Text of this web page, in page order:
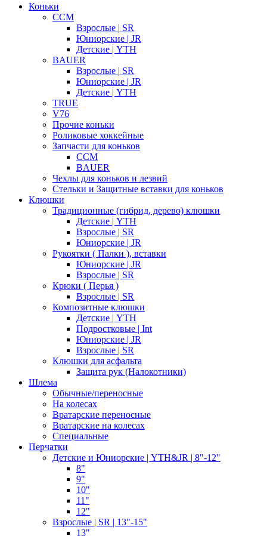
Коньки
CCM
Взрослые | SR
Юниорские | JR
Детские | YTH
BAUER
Взрослые | SR
Юниорские | JR
Детские | YTH
TRUE
V76
Прочие коньки
Роликовые хоккейные
Запчасти для коньков
CCM
BAUER
Чехлы для коньков и лезвий
Стельки и Защитные вставки для коньков
Клюшки
Традиционные (гибрид, дерево) клюшки
Детские | YTH
Взрослые | SR
Юниорские | JR
Рукоятки ( Палки ), вставки
Юниорские | JR
Взрослые | SR
Крюки ( Перья )
Взрослые | SR
Композитные клюшки
Детские | YTH
Подростковые | Int
Юниорские | JR
Взрослые | SR
Клюшки для асфальта
Защита рук (Налокотники)
Шлема
Обычные/переносные
На колесах
Вратарские переносные
Вратарские на колесах
Специальные
Перчатки
Детские и Юниорские | YTH&JR | 8"-12"
8"
9"
10"
11"
12"
Взрослые | SR | 13"-15"
13"